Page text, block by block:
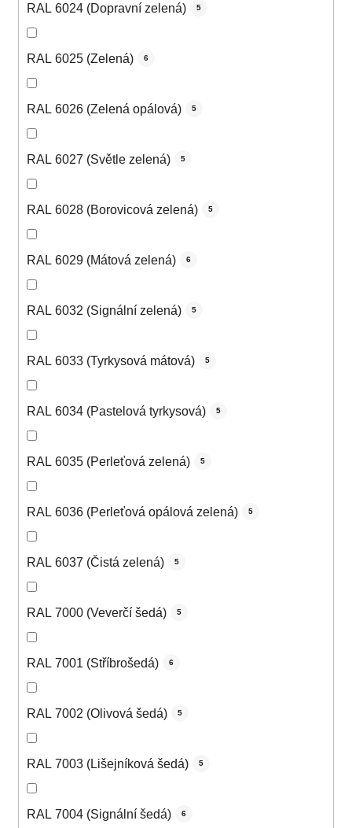
RAL 6024 (Dopravní zelená) 5
RAL 6025 (Zelená) 6
RAL 6026 (Zelená opálová) 5
RAL 6027 (Světle zelená) 5
RAL 6028 (Borovicová zelená) 5
RAL 6029 (Mátová zelená) 6
RAL 6032 (Signální zelená) 5
RAL 6033 (Tyrkysová mátová) 5
RAL 6034 (Pastelová tyrkysová) 5
RAL 6035 (Perleťová zelená) 5
RAL 6036 (Perleťová opálová zelená) 5
RAL 6037 (Čistá zelená) 5
RAL 7000 (Veverčí šedá) 5
RAL 7001 (Stříbrošedá) 6
RAL 7002 (Olivová šedá) 5
RAL 7003 (Lišejníková šedá) 5
RAL 7004 (Signální šedá) 6